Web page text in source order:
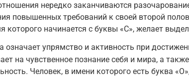
нередко заканчиваются
повышенных требований к своей второй
которого начинается с буквы «С», желает
означает упрямство и активность при
на чувственное познание себя и мира, а
Человек, в имени которого есть буква